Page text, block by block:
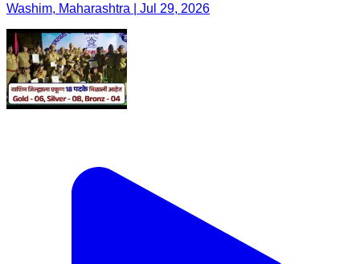
Washim, Maharashtra | Jul 29, 2026